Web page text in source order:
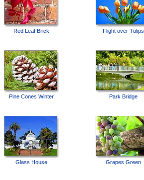
Red Leaf Brick Flight over Tulips
Pine Cones Winter Park Bridge
Glass House Grapes Green